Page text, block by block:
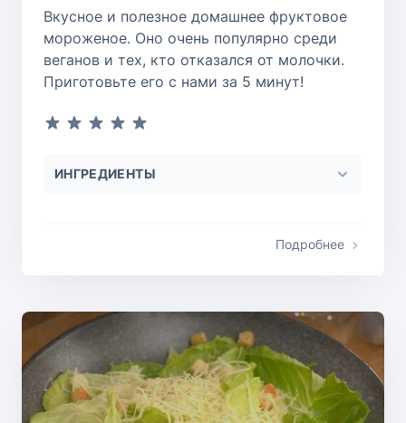
Вкусное и полезное домашнее фруктовое
мороженое. Оно очень популярно среди
веганов и тех, кто отказался от молочки.
Приготовьте его с нами за 5 минут!
ИНГРЕДИЕНТЫ
Подробнее